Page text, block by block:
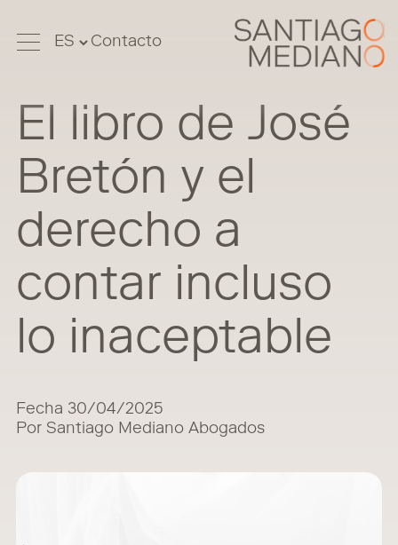
Contacto
El libro de José
Bretón y el
derecho a
contar incluso
lo inaceptable
Fecha 30/04/2025
Por Santiago Mediano Abogados